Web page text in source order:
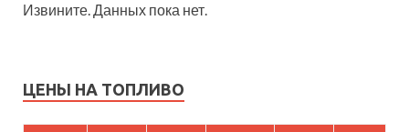
Извините. Данных пока нет.
ЦЕНЫ НА ТОПЛИВО